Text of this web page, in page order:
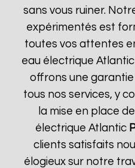
sans vous ruiner.
expérimentés est
toutes vos attentes
eau électrique Atlantic
offrons une
tous nos services, y
la mise en place
électrique Atlantic
clients satisfaits
élogieux sur notre